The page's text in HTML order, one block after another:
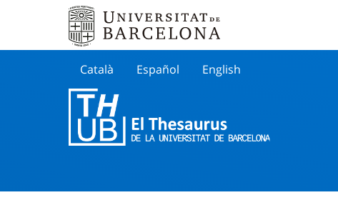
Català Español English